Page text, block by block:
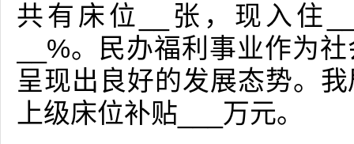
共有床位__张，现入住
__%。民办福利事业作为
呈现出良好的发展态势。
上级床位补贴___万元。